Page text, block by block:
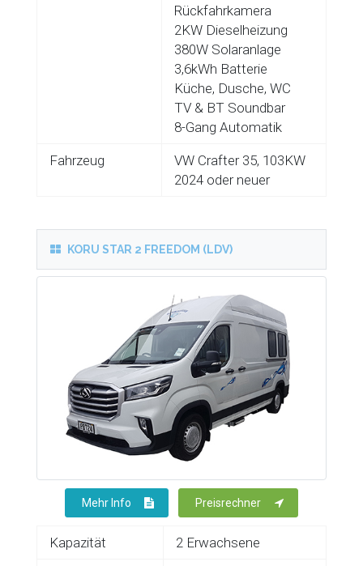
Rückfahrkamera
2KW Dieselheizung
380W Solaranlage
3,6kWh Batterie
Küche, Dusche, WC
TV & BT Soundbar
8-Gang Automatik
Fahrzeug
VW Crafter 35, 103KW
2024 oder neuer
KORU STAR 2 FREEDOM (LDV)
Mehr Info Preisrechner
Kapazität 2 Erwachsene